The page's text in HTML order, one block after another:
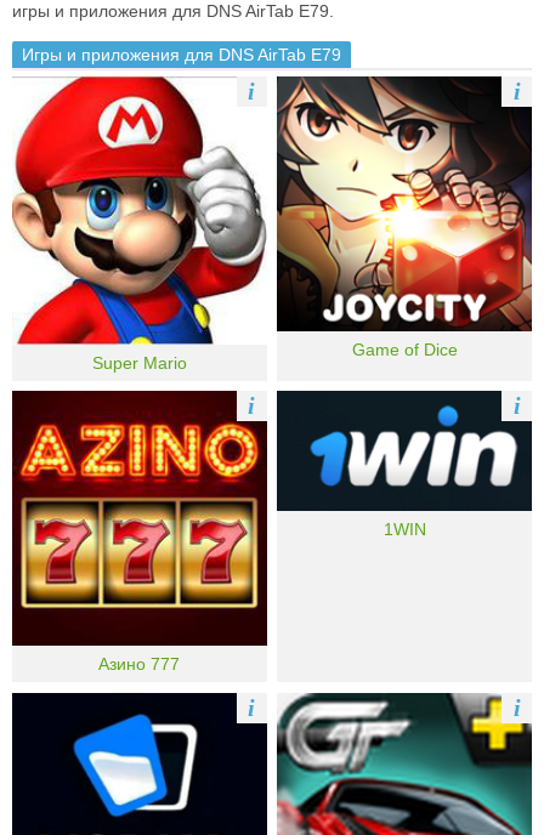
игры и приложения для DNS AirTab E79.
Игры и приложения для DNS AirTab E79
Super Mario
i
Game of Dice
i
Азино 777
i
1WIN
i
i i